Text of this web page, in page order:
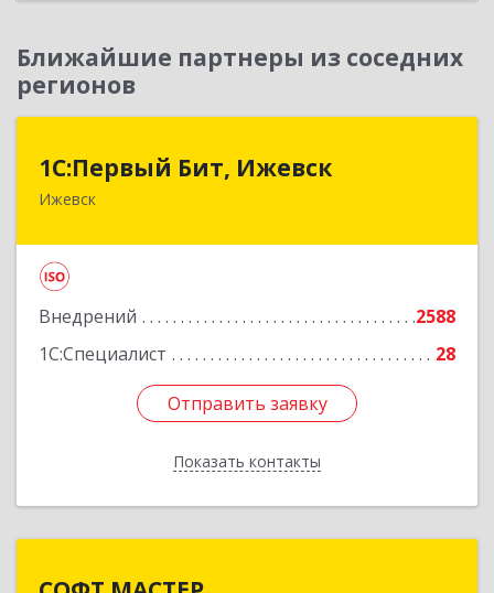
Ближайшие партнеры из соседних
регионов
1С:Первый Бит, Ижевск
Ижевск
Внедрений
2588
1С:Специалист
28
Отправить заявку
Показать контакты
1С:Первый Бит, Ижевск
Отправить заявку
Назад